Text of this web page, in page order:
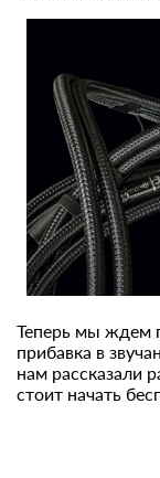
Теперь мы ждем
прибавка в
нам рассказали
стоит начать